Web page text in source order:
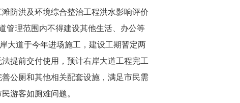
防洪及环境综合整治工程洪水影响评价
管理范围内不得建设其他生活、办公等
大道于今年进场施工，建设工期暂定两
提前交付使用，预计右岸大道工程完工
公厕和其他相关配套设施，满足市民需
游客如厕难问题。